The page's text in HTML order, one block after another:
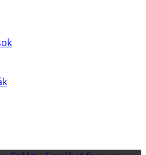
NYUGALOM – ELADÓ LAKÁSOK